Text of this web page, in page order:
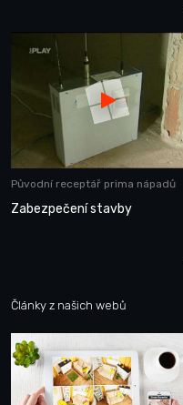
Původní receptář prima nápadů
Zabezpečení stavby
Články z našich webů